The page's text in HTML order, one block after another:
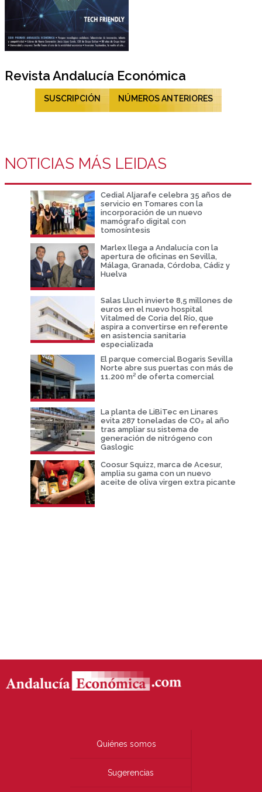
Revista Andalucía Económica
SUSCRIPCIÓN NÚMEROS ANTERIORES
NOTICIAS MÁS LEIDAS
Cedial Aljarafe celebra 35 años de
servicio en Tomares con la
incorporación de un nuevo
mamógrafo digital con
tomosíntesis
Marlex llega a Andalucía con la
apertura de oficinas en Sevilla,
Málaga, Granada, Córdoba, Cádiz y
Huelva
Salas Lluch invierte 8,5 millones de
euros en el nuevo hospital
Vitalmed de Coria del Río, que
aspira a convertirse en referente
en asistencia sanitaria
especializada
El parque comercial Bogaris Sevilla
Norte abre sus puertas con más de
11.200 m² de oferta comercial
La planta de LiBiTec en Linares
evita 287 toneladas de CO₂ al año
tras ampliar su sistema de
generación de nitrógeno con
Gaslogic
Coosur Squizz, marca de Acesur,
amplia su gama con un nuevo
aceite de oliva virgen extra picante
Quiénes somos
Sugerencias